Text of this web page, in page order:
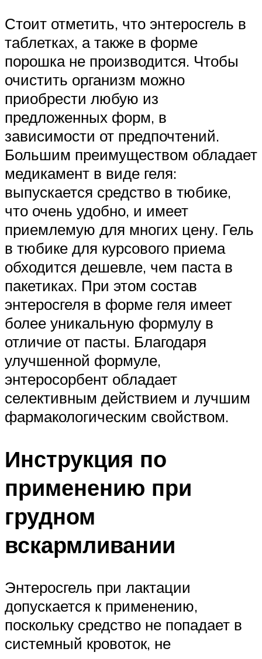
Стоит отметить, что энтеросгель в
таблетках, а также в форме
порошка не производится. Чтобы
очистить организм можно
приобрести любую из
предложенных форм, в
зависимости от предпочтений.
Большим преимуществом обладает
медикамент в виде геля:
выпускается средство в тюбике,
что очень удобно, и имеет
приемлемую для многих цену. Гель
в тюбике для курсового приема
обходится дешевле, чем паста в
пакетиках. При этом состав
энтеросгеля в форме геля имеет
более уникальную формулу в
отличие от пасты. Благодаря
улучшенной формуле,
энтеросорбент обладает
селективным действием и лучшим
фармакологическим свойством.
Инструкция по
применению при
грудном
вскармливании
Энтеросгель при лактации
допускается к применению,
поскольку средство не попадает в
системный кровоток, не